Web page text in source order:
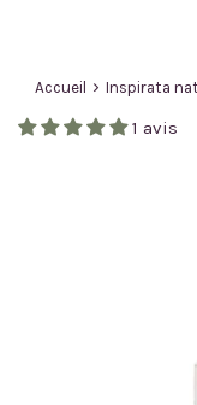
Accueil › Inspirata
1 avis